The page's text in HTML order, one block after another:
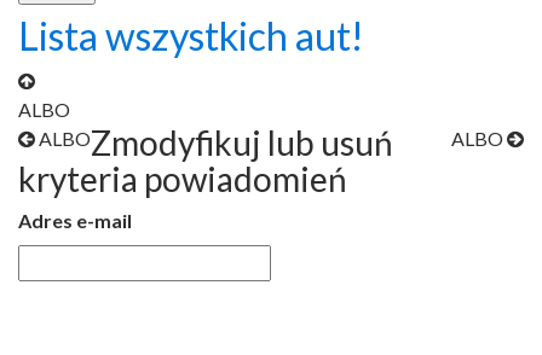
Lista wszystkich aut!
ALBO
ALBO
ALBO
Zmodyfikuj lub usuń
kryteria powiadomień
Adres e-mail